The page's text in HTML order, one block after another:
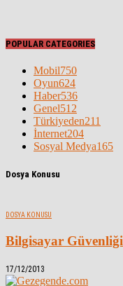
POPULAR CATEGORIES
Mobil750
Oyun624
Haber536
Genel512
Türkiyeden211
İnternet204
Sosyal Medya165
Dosya Konusu
DOSYA KONUSU
Bilgisayar Güvenliği
17/12/2013